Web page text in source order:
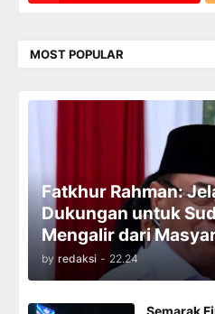
MOST POPULAR
Fatkhur Rahman:
Dukungan untuk
Mengalir dari
by redaksi - 22.24
Semarak